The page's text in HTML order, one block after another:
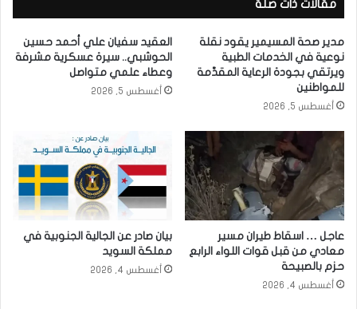
مقالات ذات صلة
مدير صحة المسيمير يقود نقلة
نوعية في الخدمات الطبية
ويرتقي بجودة الرعاية المقدَّمة
للمواطنين
أغسطس 5, 2026
العقيد سفيان علي أحمد حسين
الحوشبي.. سيرة عسكرية مشرفة
وعطاء علمي متواصل
أغسطس 5, 2026
عاجل … اسقاط طيران مسير
معادي من قبل قوات اللواء الرابع
حزم بالصبيحة
أغسطس 4, 2026
بيان صادر عن الجالية الجنوبية في
مملكة السويد
أغسطس 4, 2026